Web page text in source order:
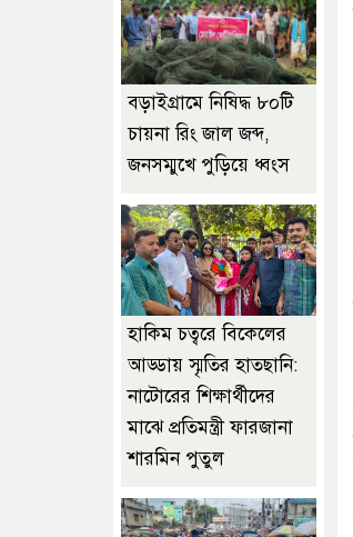
বড়াইগ্রামে নিষিদ্ধ ৮০টি
চায়না রিং জাল জব্দ,
জনসম্মুখে পুড়িয়ে ধ্বংস
হাকিম চত্বরে বিকেলের
আড্ডায় স্মৃতির হাতছানি:
নাটোরের শিক্ষার্থীদের
মাঝে প্রতিমন্ত্রী ফারজানা
শারমিন পুতুল